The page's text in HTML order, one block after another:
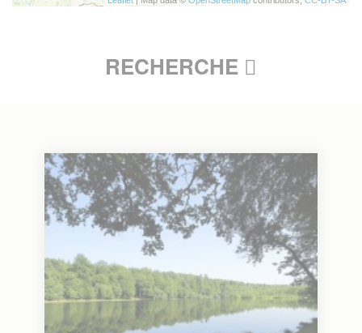
RECHERCHE
- Choisir une ville -